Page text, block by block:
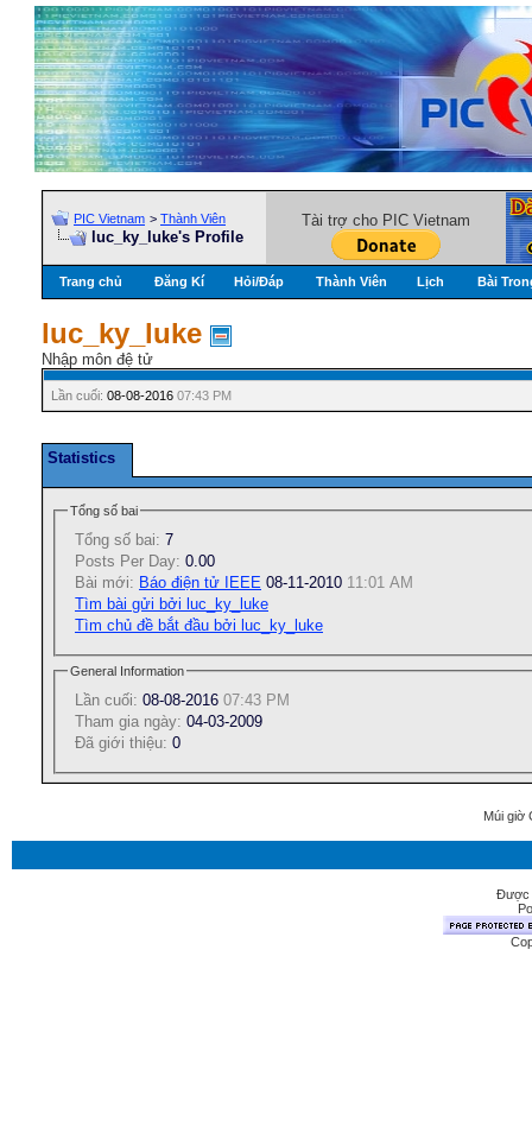
PIC Vietnam > Thành Viên
luc_ky_luke's Profile
Tài trợ cho PIC Vietnam
Trang chủ Đăng Kí Hỏi/Ðáp Thành Viên Lịch Bài
luc_ky_luke
Nhập môn đệ tử
Lần cuối: 08-08-2016 07:43 PM
Statistics
Tổng số bai
Tổng số bai: 7
Posts Per Day: 0.00
Bài mới: Báo điện tử IEEE 08-11-2010 11:01 AM
Tìm bài gửi bởi luc_ky_luke
Tìm chủ đề bắt đầu bởi luc_ky_luke
General Information
Lần cuối: 08-08-2016 07:43 PM
Tham gia ngày: 04-03-2009
Ðã giới thiệu: 0
Múi giờ
Được